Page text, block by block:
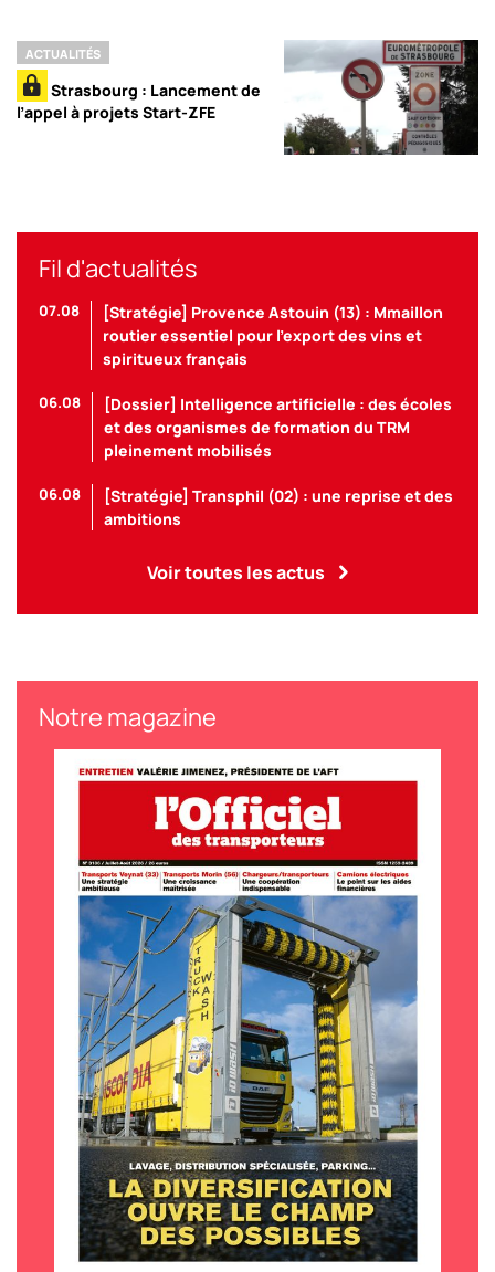
ACTUALITÉS
Strasbourg : Lancement de
l’appel à projets Start-ZFE
Fil d'actualités
07.08
[Stratégie] Provence Astouin (13) : Mmaillon
routier essentiel pour l’export des vins et
spiritueux français
06.08
[Dossier] Intelligence artificielle : des écoles
et des organismes de formation du TRM
pleinement mobilisés
06.08
[Stratégie] Transphil (02) : une reprise et des
ambitions
Voir toutes les actus
Notre magazine